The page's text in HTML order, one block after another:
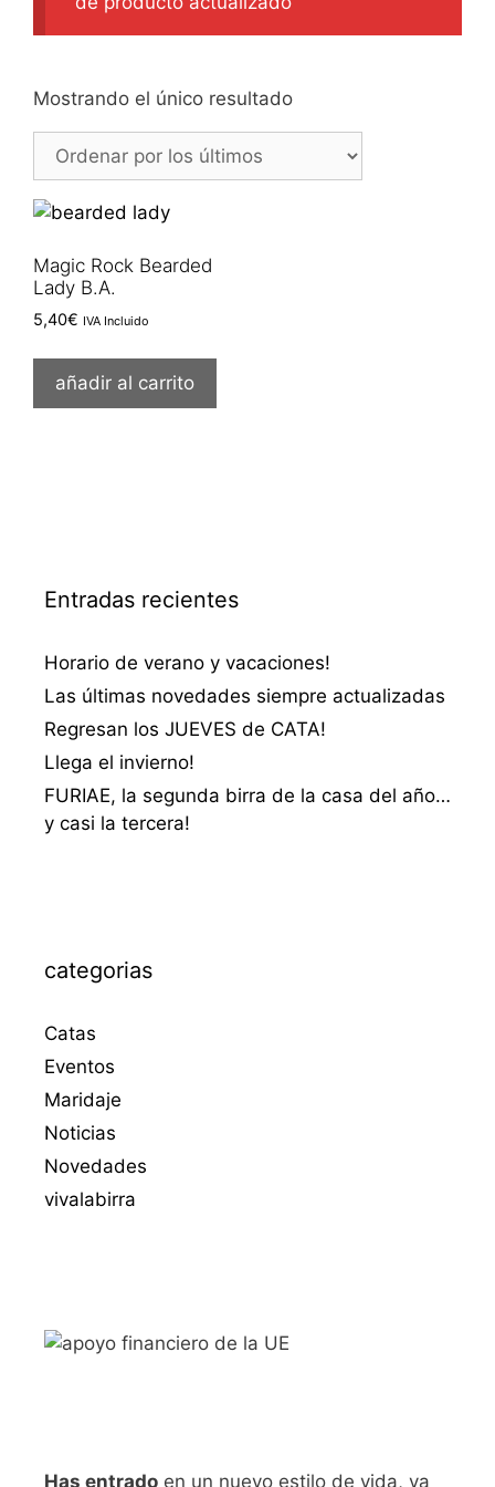
Mostrando el único resultado
Magic Rock Bearded
Lady B.A.
5,40€ IVA Incluido
añadir al carrito
Entradas recientes
Horario de verano y vacaciones!
Las últimas novedades siempre actualizadas
Regresan los JUEVES de CATA!
Llega el invierno!
FURIAE, la segunda birra de la casa del año…
y casi la tercera!
categorias
Catas
Eventos
Maridaje
Noticias
Novedades
vivalabirra
Has entrado en un nuevo estilo de vida, ya